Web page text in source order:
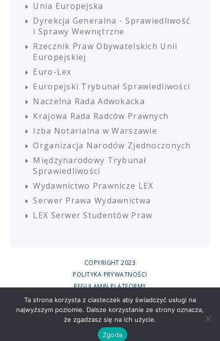
Unia Europejska
Dyrekcja Generalna - Sprawiedliwość
i Sprawy Wewnętrzne
Rzecznik Praw Obywatelskich Unii
Europejskiej
Euro-Lex
Europejski Trybunał Sprawiedliwości
Naczelna Rada Adwokacka
Krajowa Rada Radców Prawnych
Izba Notarialna w Warszawie
Organizacja Narodów Zjednoczonych
Międzynarodowy Trybunał
Sprawiedliwości
Wydawnictwo Prawnicze LEX
Serwer Prawa Wydawnictwa
LEX Serwer Studentów Praw
COPYRIGHT 2023
POLITYKA PRYWATNOŚCI
REGULAMIN PLATFORMY
REGULAMIN SZKOLEŃ
UCZESTNICY SZKOLEŃ ONLINE
RODO
CREATED BY
Ta strona korzysta z ciasteczek aby świadczyć usługi na
najwyższym poziomie. Dalsze korzystanie ze strony oznacza,
że zgadzasz się na ich użycie.
Zgoda